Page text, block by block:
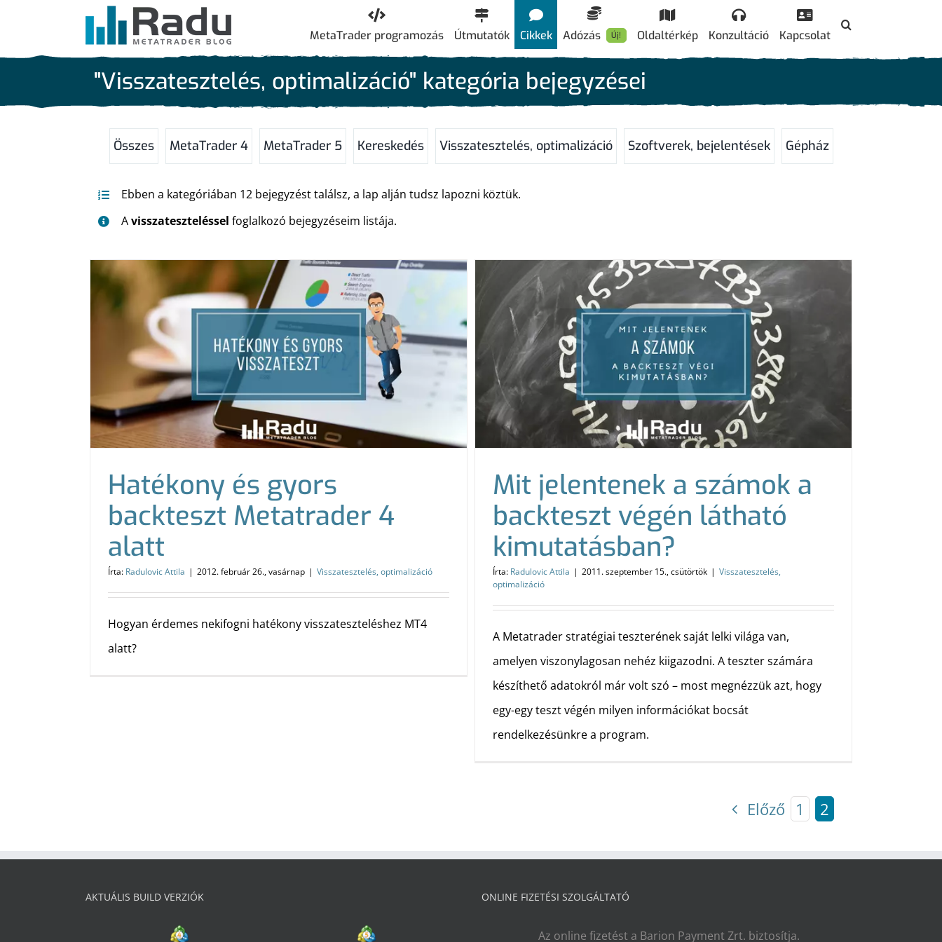
MetaTrader programozás Útmutatók Cikkek Adózás Új! Oldaltérkép Konzultáció Kapcsolat
"Visszatesztelés, optimalizáció" kategória bejegyzései
Összes MetaTrader 4 MetaTrader 5 Kereskedés Visszatesztelés, optimalizáció Szoftverek, bejelentések Gépház
Ebben a kategóriában 12 bejegyzést találsz, a lap alján tudsz lapozni köztük.
Avisszateszteléssel foglalkozó bejegyzéseim listája.
Hatékony és gyors
backteszt Metatrader 4
alatt
Írta: Radulovic Attila | 2012. február 26., vasárnap | Visszatesztelés, optimalizáció
Hogyan érdemes nekifogni hatékony visszateszteléshez MT4
alatt?
Mit jelentenek a számok a
backteszt végén látható
kimutatásban?
Írta: Radulovic Attila | 2011. szeptember 15., csütörtök | Visszatesztelés,
optimalizáció
A Metatrader stratégiai teszterének saját lelki világa van,
amelyen viszonylagosan nehéz kiigazodni. A teszter számára
készíthető adatokról már volt szó – most megnézzük azt, hogy
egy-egy teszt végén milyen információkat bocsát
rendelkezésünkre a program.
Előző 1 2
AKTUÁLIS BUILD VERZIÓK ONLINE FIZETÉSI SZOLGÁLTATÓ
Az online fizetést a Barion Payment Zrt. biztosítja.